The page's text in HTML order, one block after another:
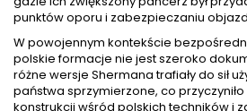
punktów oporu i zabezpieczaniu
W powojennym kontekście
polskie formacje nie jest szeroko
różne wersje Shermana trafiały do sił
państwa sprzymierzone, co
konstrukcji wśród polskich techników i